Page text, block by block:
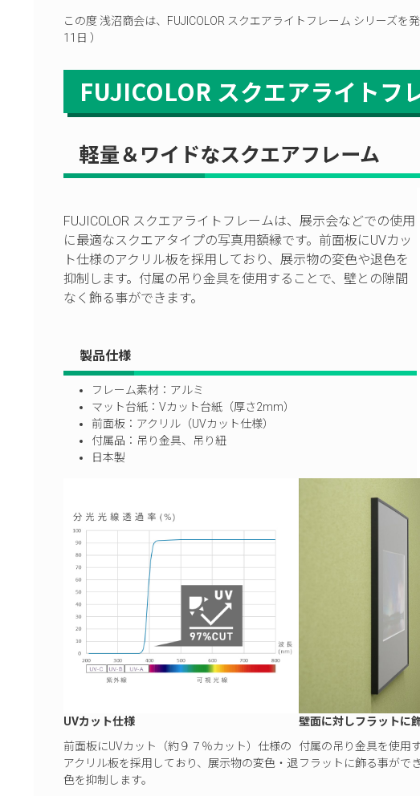
この度 浅沼商会は、FUJICOLOR スクエアライトフレーム シリーズ
11日 ）
FUJICOLOR スクエアライトフ
軽量＆ワイドなスクエアフレーム
FUJICOLOR スクエアライトフレームは、展示会などでの使用
に最適なスクエアタイプの写真用額縁です。前面板にUVカッ
ト仕様のアクリル板を採用しており、展示物の変色や退色を
抑制します。付属の吊り金具を使用することで、壁との隙間
なく飾る事ができます。
製品仕様
フレーム素材：アルミ
マット台紙：Vカット台紙（厚さ2mm）
前面板：アクリル（UVカット仕様）
付属品：吊り金具、吊り紐
日本製
UVカット仕様
前面板にUVカット（約９７％カット）仕様の
アクリル板を採用しており、展示物の変色・退
色を抑制します。
壁面に対しフラットに
付属の吊り金具を使用
フラットに飾る事がで